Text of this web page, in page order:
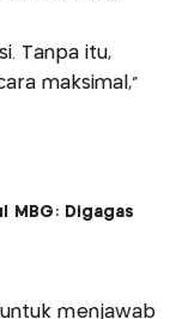
Tanpa itu,
maksimal,”
MBG: Digagas
untuk menjawab